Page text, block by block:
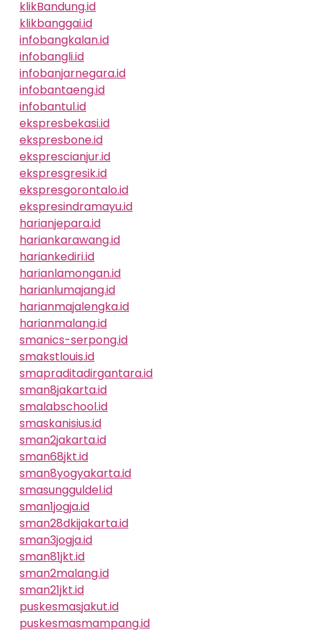
klikBandung.id
klikbanggai.id
infobangkalan.id
infobangli.id
infobanjarnegara.id
infobantaeng.id
infobantul.id
ekspresbekasi.id
ekspresbone.id
eksprescianjur.id
ekspresgresik.id
ekspresgorontalo.id
ekspresindramayu.id
harianjepara.id
hariankarawang.id
hariankediri.id
harianlamongan.id
harianlumajang.id
harianmajalengka.id
harianmalang.id
smanics-serpong.id
smakstlouis.id
smapraditadirgantara.id
sman8jakarta.id
smalabschool.id
smaskanisius.id
sman2jakarta.id
sman68jkt.id
sman8yogyakarta.id
smasungguldel.id
sman1jogja.id
sman28dkijakarta.id
sman3jogja.id
sman81jkt.id
sman2malang.id
sman21jkt.id
puskesmasjakut.id
puskesmasmampang.id